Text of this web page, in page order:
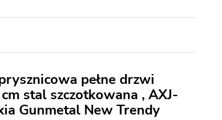
pełne drzwi
stal szczotkowana , AXJ-
Gunmetal New Trendy